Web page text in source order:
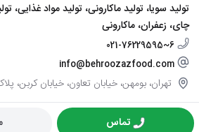
تولید سویا، تولید ماکارونی، تولید مواد غذایی،
چای، زعفران، ماکارونی
021-76229595~6
info@behroozazfood.com
تهران، بومهن، خیابان تعاون، خیابان کربن،
تماس